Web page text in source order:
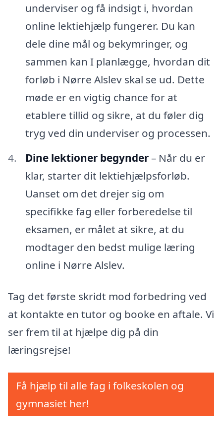
underviser og få indsigt i, hvordan
online lektiehjælp fungerer. Du kan
dele dine mål og bekymringer, og
sammen kan I planlægge, hvordan dit
forløb i Nørre Alslev skal se ud. Dette
møde er en vigtig chance for at
etablere tillid og sikre, at du føler dig
tryg ved din underviser og processen.
Dine lektioner begynder– Når du er
klar, starter dit lektiehjælpsforløb.
Uanset om det drejer sig om
specifikke fag eller forberedelse til
eksamen, er målet at sikre, at du
modtager den bedst mulige læring
online i Nørre Alslev.
Tag det første skridt mod forbedring ved
at kontakte en tutor og booke en aftale. Vi
ser frem til at hjælpe dig på din
læringsrejse!
Få hjælp til alle fag i folkeskolen og
gymnasiet her!